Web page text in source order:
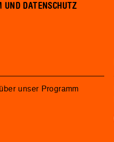
UND DATENSCHUTZ
unser Programm